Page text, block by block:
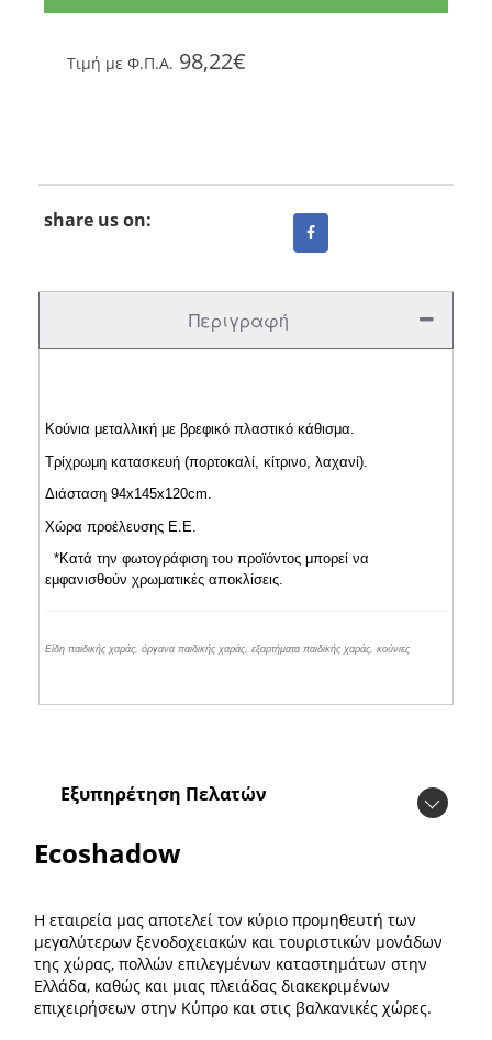
Tιμή με Φ.Π.Α. 98,22€
share us on:
Περιγραφή
Κούνια μεταλλική με βρεφικό πλαστικό κάθισμα.
Τρίχρωμη κατασκευή (πορτοκαλί, κίτρινο, λαχανί).
Διάσταση 94x145x120cm.
Χώρα προέλευσης Ε.Ε.
*Κατά την φωτογράφιση του προϊόντος μπορεί να
εμφανισθούν χρωματικές αποκλίσεις.
Είδη παιδικής χαράς, όργανα παιδικής χαράς, εξαρτήματα παιδικής χαράς, κούνιες
Εξυπηρέτηση Πελατών
Ecoshadow
Η εταιρεία μας αποτελεί τον κύριο προμηθευτή των
μεγαλύτερων ξενοδοχειακών και τουριστικών μονάδων
της χώρας, πολλών επιλεγμένων καταστημάτων στην
Ελλάδα, καθώς και μιας πλειάδας διακεκριμένων
επιχειρήσεων στην Κύπρο και στις βαλκανικές χώρες.